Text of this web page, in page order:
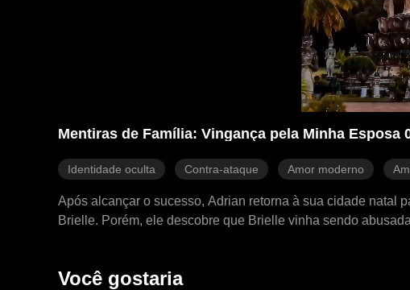
Mentiras de Família: Vingança pela Minha Esposa
Identidade oculta Contra-ataque Amor moderno
Após alcançar o sucesso, Adrian retorna à sua cidade natal
Brielle. Porém, ele descobre que Brielle vinha sendo
Você gostaria